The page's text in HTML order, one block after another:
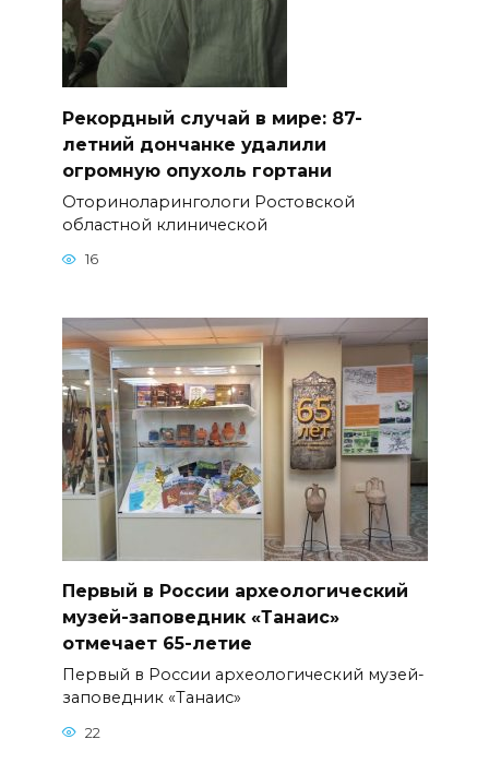
Рекордный случай в мире: 87-
летний дончанке удалили
огромную опухоль гортани
Оториноларингологи Ростовской
областной клинической
16
Первый в России археологический
музей-заповедник «Танаис»
отмечает 65-летие
Первый в России археологический музей-
заповедник «Танаис»
22